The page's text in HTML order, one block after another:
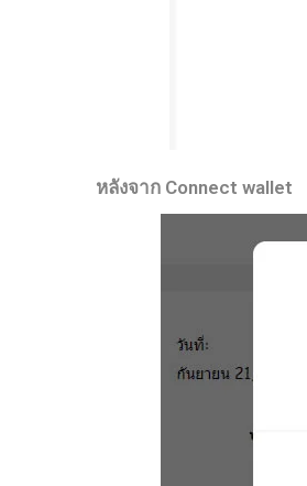
หลังจาก Connect wallet